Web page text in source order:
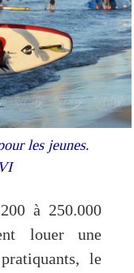
les jeunes.
à 250.000
louer une
le